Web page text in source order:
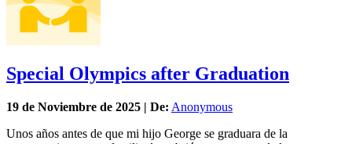
Special Olympics after Graduation
19 de Noviembre de 2025 | De: Anonymous
Unos años antes de que mi hijo George se graduara de la